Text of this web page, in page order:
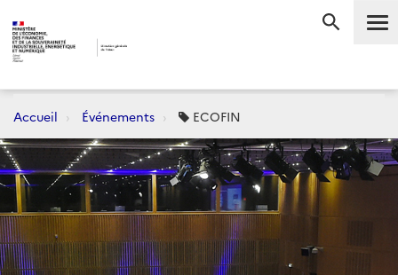
Accueil Événements ECOFIN